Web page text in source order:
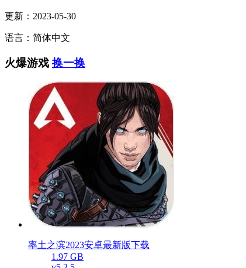
更新：2023-05-30
语言：简体中文
火爆游戏 换一换
率土之滨2023安卓最新版下载
1.97 GB